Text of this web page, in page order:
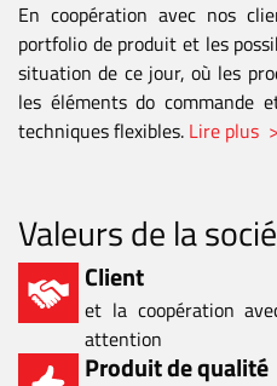
En coopération avec nos
portfolio de produit et les
situation de ce jour, où les
les éléments do commande
techniques flexibles. Lire plus >
Valeurs de la
Client
et la coopération
attention
Produit de qualité